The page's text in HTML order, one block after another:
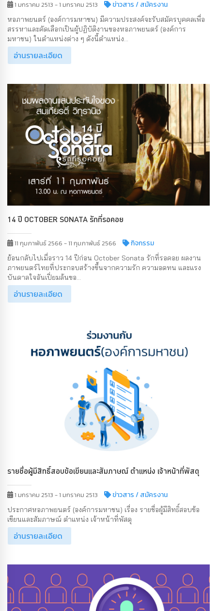
1 มกราคม 2513 - 1 มกราคม 2513 ข่าวสาร/ สมัครงาน
หอภาพยนตร์ (องค์การมหาชน) มีความประสงค์จะรับสมัครบุคคลเพื่อ
สรรหาและคัดเลือกเป็นผู้ปฏิบัติงานของหอภาพยนตร์ (องค์การ
มหาชน) ในตำแหน่งต่าง ๆ ดังนี้ตำแหน่ง...
อ่านรายละเอียด
14 ปี OCTOBER SONATA รักที่รอคอย
11 กุมภาพันธ์ 2566 - 11 กุมภาพันธ์ 2566 กิจกรรม
ย้อนกลับไปเมื่อราว 14 ปีก่อน October Sonata รักที่รอคอย ผลงาน
ภาพยนตร์ไทยที่ประกอบสร้างขึ้นจากความรัก ความอดทน และแรง
บันดาลใจอันเปี่ยมล้นขอ...
อ่านรายละเอียด
รายชื่อผู้มีสิทธิ์สอบข้อเขียนและสัมภาษณ์ ตำแหน่ง เจ้าหน้าที่พัสดุ
1 มกราคม 2513 - 1 มกราคม 2513 ข่าวสาร/ สมัครงาน
ประกาศหอภาพยนตร์ (องค์การมหาชน) เรื่อง รายชื่อผู้มีสิทธิ์สอบข้อ
เขียนและสัมภาษณ์ ตำแหน่ง เจ้าหน้าที่พัสดุ
อ่านรายละเอียด